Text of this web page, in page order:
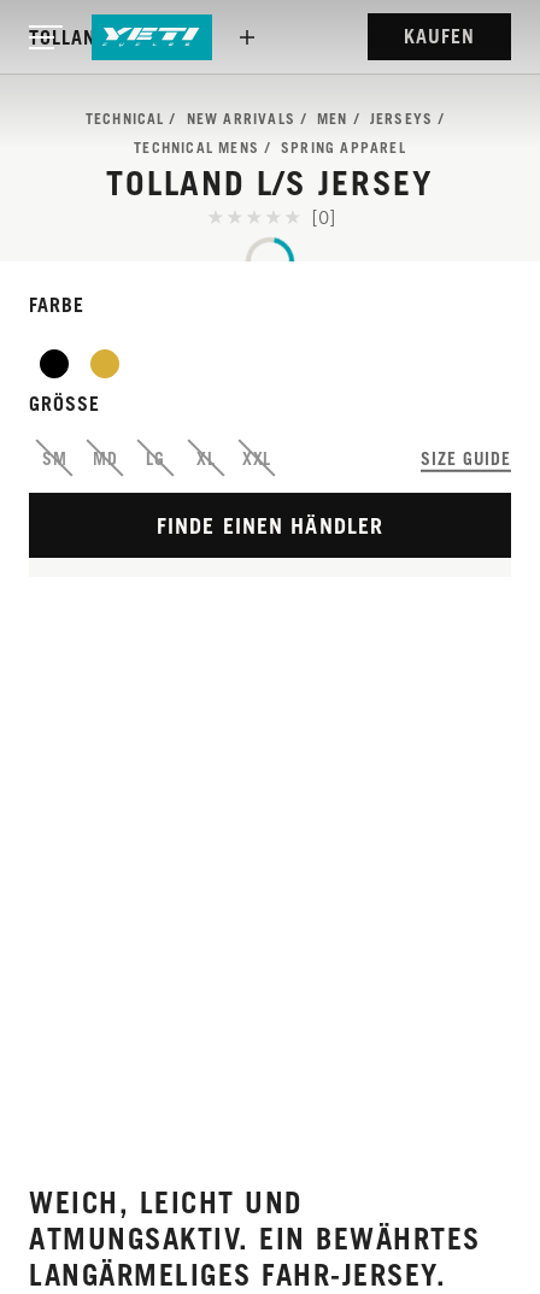
EIN BEWÄHRTES
LANGÄRMELIGES FAHR-
JERSEY.
TOLLAND L/S JERSEY KAUFEN
TECHNICAL NEW ARRIVALS MEN
JERSEYS
TECHNICAL MENS
SPRING APPAREL
TOLLAND L/S JERSEY
[0]
FARBE
GRÖSSE
SM MD LG XL XXL SIZE GUIDE
FINDE EINEN HÄNDLER
WEICH, LEICHT UND
ATMUNGSAKTIV. EIN BEWÄHRTES
LANGÄRMELIGES FAHR-JERSEY.